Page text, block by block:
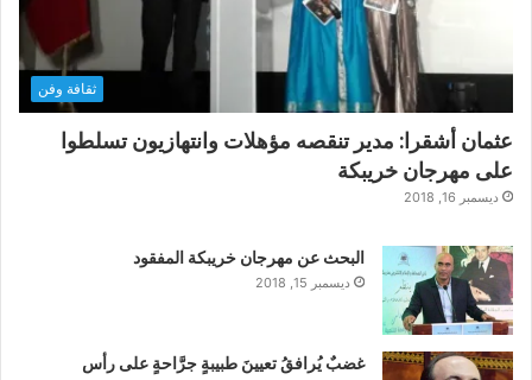
ثقافة وفن
عثمان أشقرا: مدير تنقصه مؤهلات وانتهازيون تسلطوا
على مهرجان خريبكة
ديسمبر 16, 2018
البحث عن مهرجان خريبكة المفقود
ديسمبر 15, 2018
غضبٌ يُرافقُ تعيينَ طبيبةٍ جرَّاحةٍ على رأس